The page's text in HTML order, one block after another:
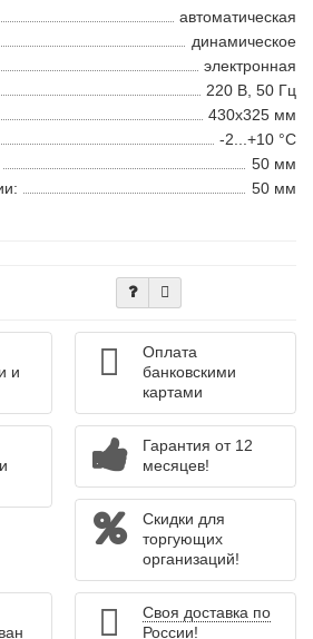
автоматическая
динамическое
электронная
220 В, 50 Гц
430х325 мм
-2...+10 °С
50 мм
50 мм
и
Оплата
банковскими
картами
Гарантия от 12
месяцев!
Скидки для
торгующих
организаций!
Своя доставка по
России!